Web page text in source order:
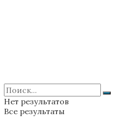
Нет результатов
Все результаты